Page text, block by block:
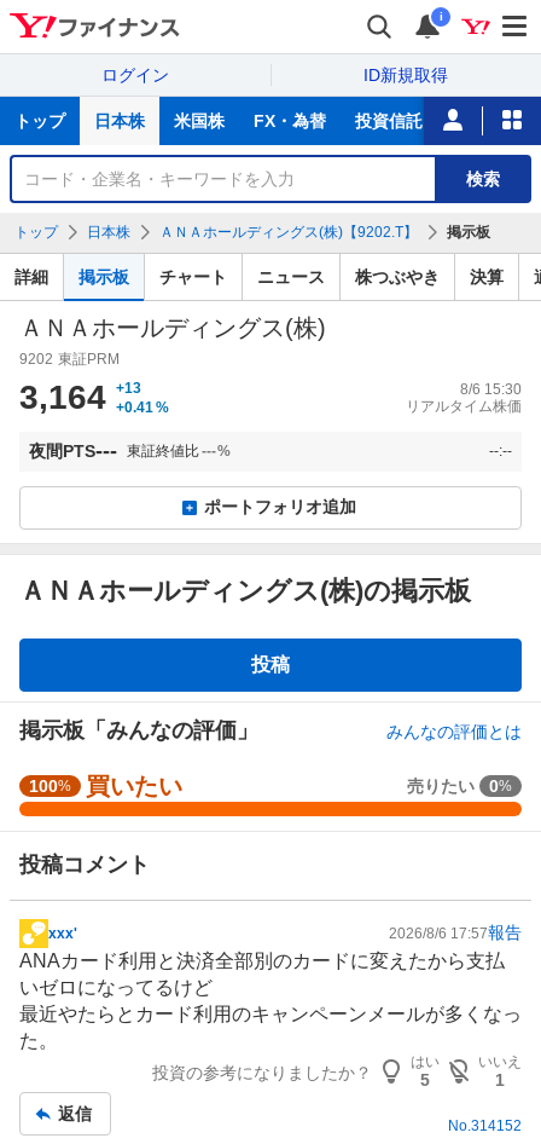
i
ログイン ID新規取得
サ
トップ 日本株 米国株 FX・為替 投資信託 ニュース
銘
検
索
検索
トップ 日本株 ＡＮＡホールディングス(株)【9202.T】 掲示板
詳細 掲示板 チャート ニュース 株つぶやき 決算
ＡＮＡホールディングス(株)
9202 東証PRM
3,164 +13
+0.41 %
8/6 15:30
リアルタイム株価
夜間PTS--- 東証終値比---% --:--
ポートフォリオ追加
ＡＮＡホールディングス(株)の掲示板
板
投稿
掲示板「みんなの評価」 みんなの評価とは
強
く
い
い
1
0
0
%
、
た
100% 買いたい 売りたい 0%
投稿コメント
掲
示
板
記
事
xxx' 2026/8/6 17:57報告
ANAカード利用と決済全部別のカードに変えたから支払
いゼロになってるけど
最近やたらとカード利用のキャンペーンメールが多くなっ
た。
投資の参考になりましたか？
はい
5
いいえ
1
返信
No.314152